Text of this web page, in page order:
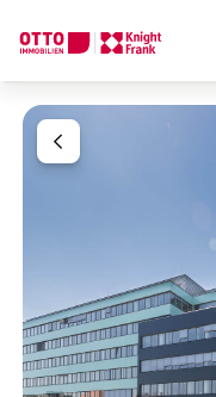
Wir finden Ihre
Traumimmobilie
Wie möchten Sie
Online
Immobilie